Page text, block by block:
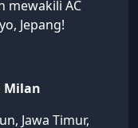
mewakili AC
Jepang!
Milan
Jawa Timur,